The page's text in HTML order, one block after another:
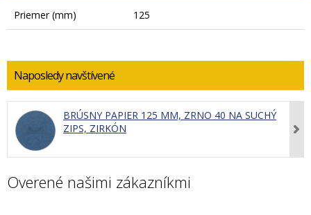
Priemer (mm) 125
Naposledy navštívené
BRÚSNY PAPIER 125 MM, ZRNO 40 NA SUCHÝ
ZIPS, ZIRKÓN
Overené našimi zákazníkmi